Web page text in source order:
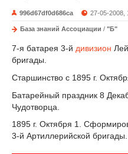
996d67df0d686ca 27-05-2008,
База знаний Ассоциации / "Б"
7-я батарея 3-й дивизион
бригады.
Старшинство с 1895 г.
Батарейный праздник 8
Чудотворца.
1895 г. Октября 1.
3-й Артиллерийской бригады.